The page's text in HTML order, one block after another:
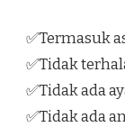
✅Termasuk
✅Tidak
✅Tidak ada
✅Tidak ada